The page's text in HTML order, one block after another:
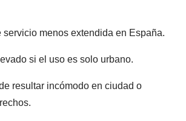
servicio menos extendida en España.
si el uso es solo urbano.
resultar incómodo en ciudad o